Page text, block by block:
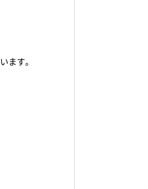
ます。